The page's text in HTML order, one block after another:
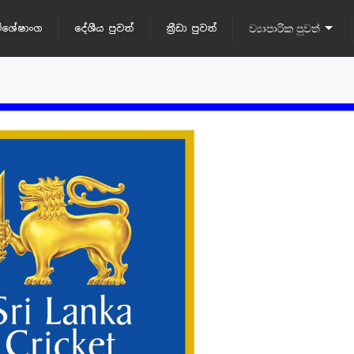
දේශීය පුවත් ක්‍රීඩා පුවත් ව්‍යාපාරික පුවත්